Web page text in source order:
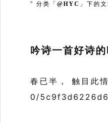
" 分类「 @HYC 」下的
吟诗一首好诗的
春已半， 触目
0/